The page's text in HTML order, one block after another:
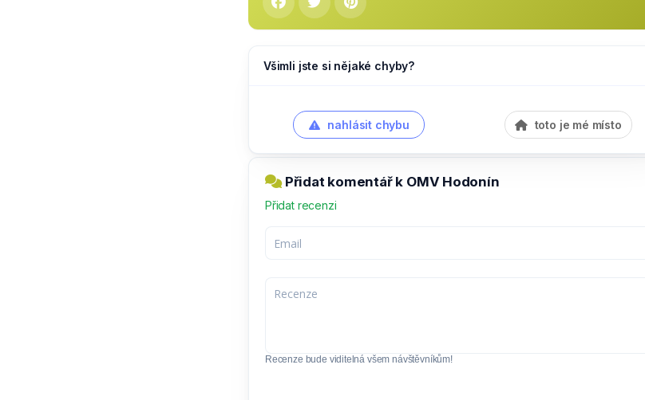
Všimli jste si nějaké chyby?
nahlásit chybu toto je mé místo
Přidat komentář k OMV Hodonín
Přidat recenzi
Recenze bude viditelná všem návštěvníkům!